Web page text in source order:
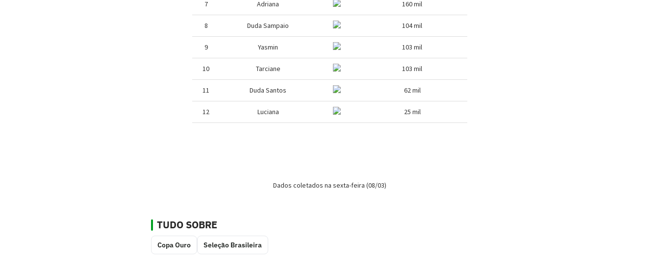
TUDO SOBRE
Copa Ouro Seleção Brasileira